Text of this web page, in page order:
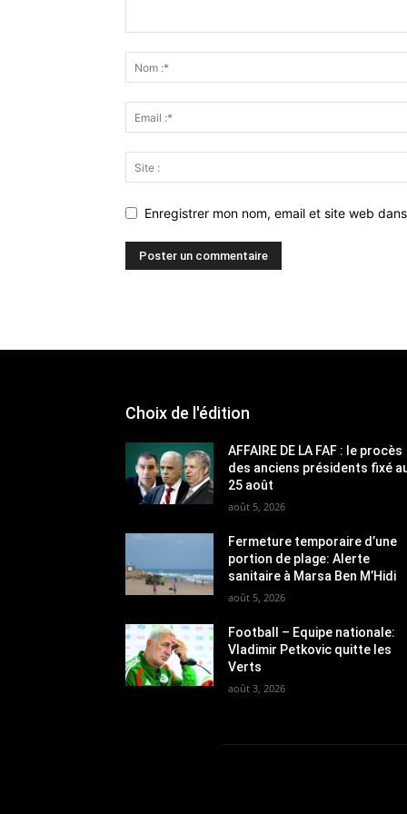
Enregistrer mon nom, email et site web
Choix de l'édition
AFFAIRE DE LA FAF : le procès
des anciens présidents fixé
25 août
août 5, 2026
Fermeture temporaire d’une
portion de plage: Alerte
sanitaire à Marsa Ben M’Hidi
août 5, 2026
Football – Equipe nationale:
Vladimir Petkovic quitte les
Verts
août 3, 2026